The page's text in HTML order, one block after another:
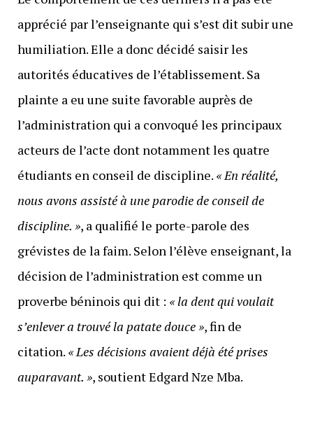
apprécié par l’enseignante qui s’est dit subir une
humiliation. Elle a donc décidé saisir les
autorités éducatives de l’établissement. Sa
plainte a eu une suite favorable auprès de
l’administration qui a convoqué les principaux
acteurs de l’acte dont notamment les quatre
étudiants en conseil de discipline. « En réalité,
nous avons assisté à une parodie de conseil de
discipline. », a qualifié le porte-parole des
grévistes de la faim. Selon l’élève enseignant, la
décision de l’administration est comme un
proverbe béninois qui dit : « la dent qui voulait
s’enlever a trouvé la patate douce », fin de
citation. «Les décisions avaient déjà été prises
auparavant. », soutient Edgard Nze Mba.